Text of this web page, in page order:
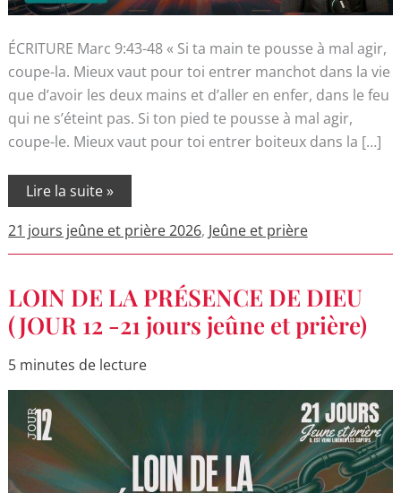
ÉCRITURE Marc 9:43-48 « Si ta main te pousse à mal agir,
coupe-la. Mieux vaut pour toi entrer manchot dans la vie
que d’avoir les deux mains et d’aller en enfer, dans le feu
qui ne s’éteint pas. Si ton pied te pousse à mal agir,
coupe-le. Mieux vaut pour toi entrer boiteux dans la […]
Lire la suite »
21 jours jeûne et prière 2026, Jeûne et prière
LOIN DE LA PRÉSENCE DE DIEU
(JOUR 12 -21 jours jeûne et prière)
5 minutes de lecture
LOIN
DE
LA
PRÉSENCE
DIEU
(JOUR
12
-21
jours
jeûne
et
prière)